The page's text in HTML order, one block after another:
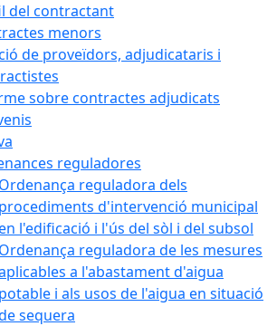
del contractant
menors
de proveïdors, adjudicataris i
sobre contractes adjudicats
reguladores
Ordenança reguladora dels
procediments d'intervenció municipal
l'edificació i l'ús del sòl i del subsol
Ordenança reguladora de les mesures
a l'abastament d'aigua
potable i als usos de l'aigua en situació
sequera